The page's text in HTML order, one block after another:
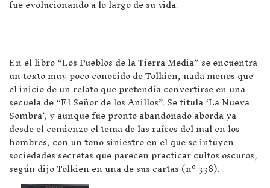
fue evolucionando a lo largo de su vida.
En el libro “Los Pueblos de la Tierra Media” se encuentra
un texto muy poco conocido de Tolkien, nada menos que
el inicio de un relato que pretendía convertirse en una
secuela de “El Señor de los Anillos”. Se titula ‘La Nueva
Sombra’, y aunque fue pronto abandonado aborda ya
desde el comienzo el tema de las raíces del mal en los
hombres, con un tono siniestro en el que se intuyen
sociedades secretas que parecen practicar cultos oscuros,
según dijo Tolkien en una de sus cartas (nº 338).